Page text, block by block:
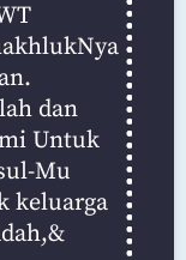
dan
Untuk
Mu
keluarga